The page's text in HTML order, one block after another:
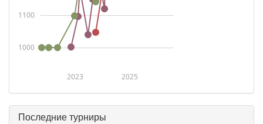
2023 2025
1000
1100
Последние турниры